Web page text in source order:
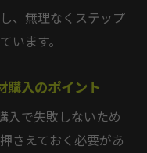
、無理なくステップ
います。
購入のポイント
入で失敗しないため
さえておく必要があ